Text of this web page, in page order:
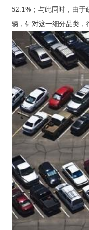
52.1%；与此同时，由于
辆，针对这一细分品类